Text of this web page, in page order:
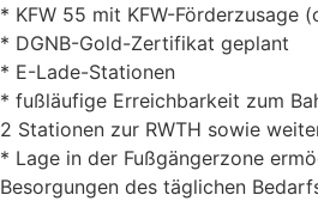
* KFW 55 mit KFW-Förderzusage
* DGNB-Gold-Zertifikat geplant
* E-Lade-Stationen
* fußläufige Erreichbarkeit zum
2 Stationen zur RWTH sowie
* Lage in der Fußgängerzone
Besorgungen des täglichen